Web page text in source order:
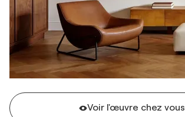
Voir l'œuvre chez vous